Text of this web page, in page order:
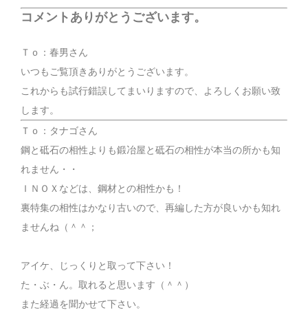
コメントありがとうございます。
Ｔｏ：春男さん
いつもご覧頂きありがとうございます。
これからも試行錯誤してまいりますので、よろしくお願い致
します。
Ｔｏ：タナゴさん
鋼と砥石の相性よりも鍛冶屋と砥石の相性が本当の所かも知
れません・・
ＩＮＯＸなどは、鋼材との相性かも！
裏特集の相性はかなり古いので、再編した方が良いかも知れ
ませんね（＾＾；
アイケ、じっくりと取って下さい！
た・ぶ・ん。取れると思います（＾＾）
また経過を聞かせて下さい。